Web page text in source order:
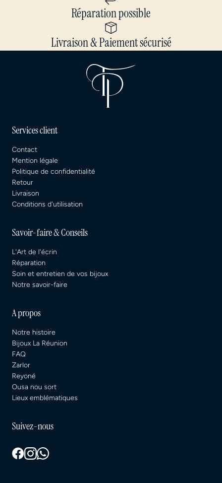
Réparation possible
Livraison & Paiement sécurisé
Services client
Contact
Mention légale
Politique de confidentialité
Retour
Livraison
Conditions d'utilisation
Savoir-faire & Conseils
L'Art de l'écrin
Réparation
Soin et entretien de vos bijoux
Notre savoir-faire
A propos
Notre histoire
Bijoux La Réunion
FAQ
Zarlor
Reyoné
Ousa nou sort
Lieux emblématiques
Suivez-nous